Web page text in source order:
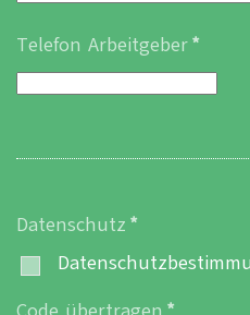
Telefon Arbeitgeber*
Datenschutz *